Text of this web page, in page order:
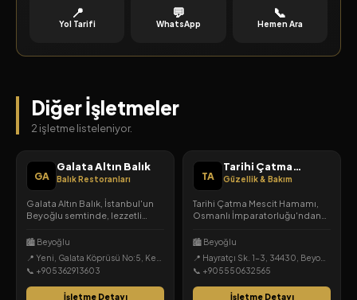
📍
Yol Tarifi
💬
WhatsApp
📞
Hemen Ara
Diğer İşletmeler
2 işletme listeleniyor.
GA
Galata Altın Balık
Balık Restoranları
Galata Altın Balık, İstanbul'un
Beyoğlu semtinde, lezzetli
atmosfer sunan bir balık
🏙️ Beyoğlu
📞 +905362913603
İşletme Detayı
TA
Tarihi Çatma
Mescit Hamamı
Güzellik & Bakım
Tarihi Çatma Mescit Hamamı,
Osmanlı İmparatorluğu'ndan
köklü geçmişi, Mimar Sinan
geleneksel mimarisi ve
tecrübeli ekibiyle Beyoğlu'nun
kalbinde eşsiz bir arınma
🏙️ Beyoğlu
📞 +905550632565
İşletme Detayı